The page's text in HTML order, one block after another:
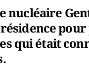
nucléaire
pour
qui était